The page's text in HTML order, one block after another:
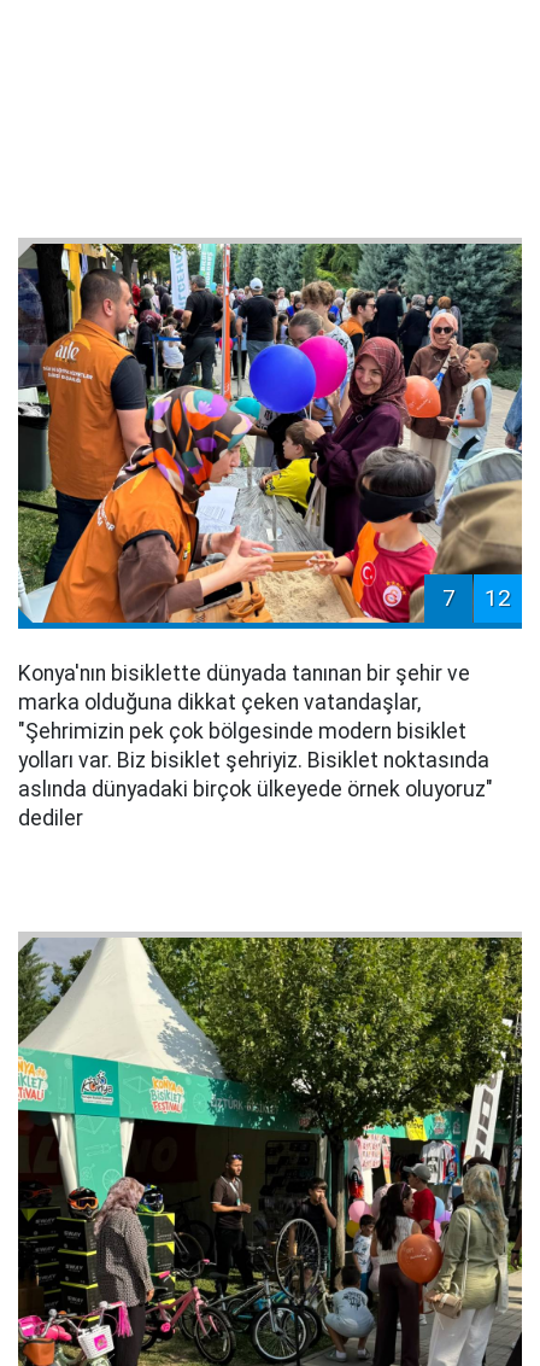
7 12
Konya'nın bisiklette dünyada tanınan bir şehir ve
marka olduğuna dikkat çeken vatandaşlar,
"Şehrimizin pek çok bölgesinde modern bisiklet
yolları var. Biz bisiklet şehriyiz. Bisiklet noktasında
aslında dünyadaki birçok ülkeyede örnek oluyoruz"
dediler